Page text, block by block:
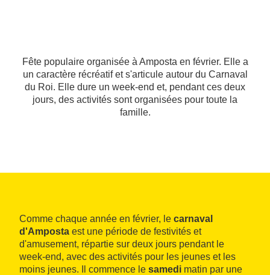
Fête populaire organisée à Amposta en février. Elle a
un caractère récréatif et s'articule autour du Carnaval
du Roi. Elle dure un week-end et, pendant ces deux
jours, des activités sont organisées pour toute la
famille.
Comme chaque année en février, le carnaval
d'Amposta est une période de festivités et
d'amusement, répartie sur deux jours pendant le
week-end, avec des activités pour les jeunes et les
moins jeunes. Il commence le samedi matin par une